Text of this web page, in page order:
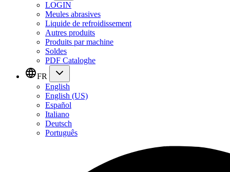
LOGIN
Meules abrasives
Liquide de refroidissement
Autres produits
Produits par machine
Soldes
PDF Cataloghe
FR
English
English (US)
Español
Italiano
Deutsch
Português